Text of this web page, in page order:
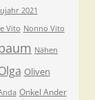
2021
Vito Nonno Vito
Nähen
Oliven
Onkel Ander